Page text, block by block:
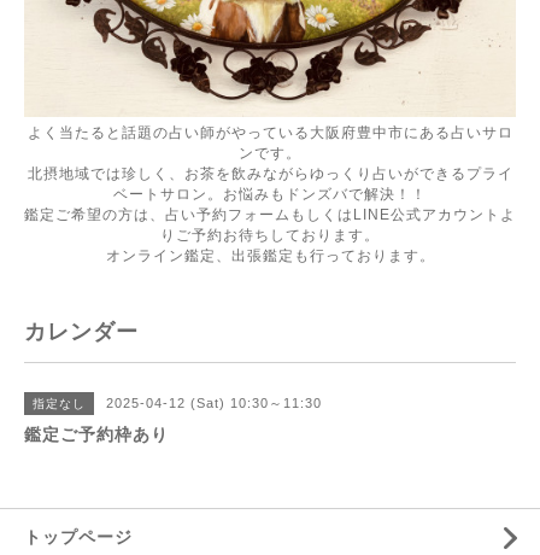
よく当たると話題の占い師がやっている大阪府豊中市にある占いサロ
ンです。
北摂地域では珍しく、お茶を飲みながらゆっくり占いができるプライ
ベートサロン。お悩みもドンズバで解決！！
鑑定ご希望の方は、占い予約フォームもしくはLINE公式アカウントよ
りご予約お待ちしております。
オンライン鑑定、出張鑑定も行っております。
カレンダー
指定なし 2025-04-12 (Sat) 10:30～11:30
鑑定ご予約枠あり
トップページ